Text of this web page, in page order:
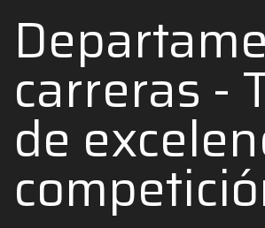
carreras -
de